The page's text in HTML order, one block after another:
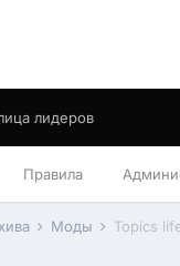
Правила
лидеров
Моды Topics